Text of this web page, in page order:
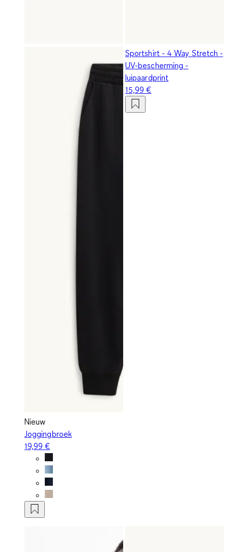
Nieuw
Joggingbroek
19,99 €
Sportshirt - 4 Way Stretch -
UV-bescherming -
luipaardprint
15,99 €